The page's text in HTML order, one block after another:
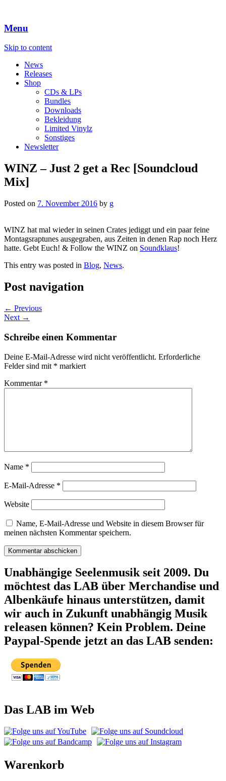
Menu
Skip to content
News
Releases
Shop
CDs & LPs
Bundles
Downloads
Bekleidung
Limited Vinylz
Sonstiges
Newsletter
WINZ – Just 2 get a Rec [Soundcloud
Mix]
Posted on 7. November 2016 by g
WINZ hat mal wieder in seinen Crates jediggt und ein paar feine
Montagsraptunes ausgegraben, aus Zeiten in denen Rap noch Herz
hatte. Gebt Euch! & Follow the WINZ on Soundklaus!
This entry was posted in Blog, News.
Post navigation
← Previous
Next →
Schreibe einen Kommentar
Deine E-Mail-Adresse wird nicht veröffentlicht. Erforderliche
Felder sind mit * markiert
Kommentar *
Name *
E-Mail-Adresse *
Website
Name, E-Mail-Adresse und Website in diesem Browser für
meinen nächsten Kommentar speichern.
Unabhängige Seelenmusik seit 2009. Du
möchtest das LAB über Merchandise und
Albenkäufe hinaus unterstützen, damit
wir auch in Zukunft unabhängig Musik
releasen können? Kein Problem. Deine
Paypal-Spende jetzt an das LAB senden:
Das LAB im Web
Warenkorb